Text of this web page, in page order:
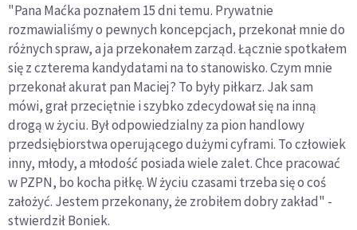
"Pana Maćka poznałem 15 dni temu. Prywatnie
rozmawialiśmy o pewnych koncepcjach, przekonał mnie do
różnych spraw, a ja przekonałem zarząd. Łącznie spotkałem
się z czterema kandydatami na to stanowisko. Czym mnie
przekonał akurat pan Maciej? To były piłkarz. Jak sam
mówi, grał przeciętnie i szybko zdecydował się na inną
drogą w życiu. Był odpowiedzialny za pion handlowy
przedsiębiorstwa operującego dużymi cyframi. To człowiek
inny, młody, a młodość posiada wiele zalet. Chce pracować
w PZPN, bo kocha piłkę. W życiu czasami trzeba się o coś
założyć. Jestem przekonany, że zrobiłem dobry zakład" -
stwierdził Boniek.